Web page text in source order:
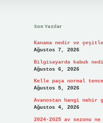
Son Yazılar
Kanama nedir ve
Ağustos 7, 2026
Bilgisayarda kabuk
Ağustos 6, 2026
Kelle paça normal
Ağustos 5, 2026
Avanostan hangi nehir
Ağustos 4, 2026
2024-2025 av sezonu ne